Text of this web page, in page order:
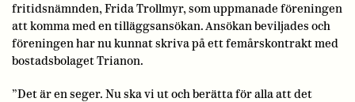
fritidsnämnden, Frida Trollmyr, som uppmanade föreningen
att komma med en tilläggsansökan. Ansökan beviljades och
föreningen har nu kunnat skriva på ett femårskontrakt med
bostadsbolaget Trianon.
”Det är en seger. Nu ska vi ut och berätta för alla att det